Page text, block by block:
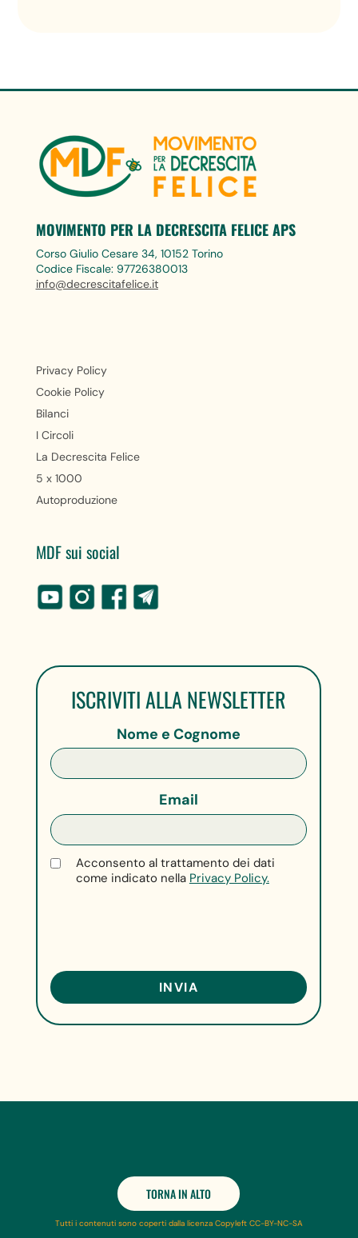
MOVIMENTO PER LA DECRESCITA FELICE APS
Corso Giulio Cesare 34, 10152 Torino
Codice Fiscale: 97726380013
info@decrescitafelice.it
Privacy Policy
Cookie Policy
Bilanci
I Circoli
La Decrescita Felice
5 x 1000
Autoproduzione
MDF sui social
ISCRIVITI ALLA NEWSLETTER
Nome e Cognome
Email
Acconsento al trattamento dei dati
come indicato nella Privacy Policy.
TORNA IN ALTO
Tutti i contenuti sono coperti dalla licenza Copyleft CC-BY-NC-SA